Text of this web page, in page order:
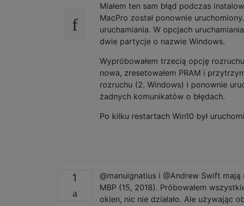
Miałem ten sam błąd podczas
MacPro został ponownie
uruchamiania. W opcjach
dwie partycje o nazwie Windows.
Wypróbowałem trzecią opcję
nowa, zresetowałem PRAM i
rozruchu (2. Windows) i ponownie
żadnych komunikatów o błędach.
Po kilku restartach Win10 był
1
@manuignatius i @Andrew Swift
MBP (15, 2018). Próbowałem
okien, nic nie działało. Ale używając